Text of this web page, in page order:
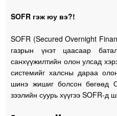
SOFR гэж юу вэ?!
SOFR (Secured Overnight
газрын үнэт цаасаар
санхүүжилтийн олон улсад
системийг халсны дараа
шинэ жишиг болсон бөгөөд
зээлийн суурь хүүгээ SOFR-д